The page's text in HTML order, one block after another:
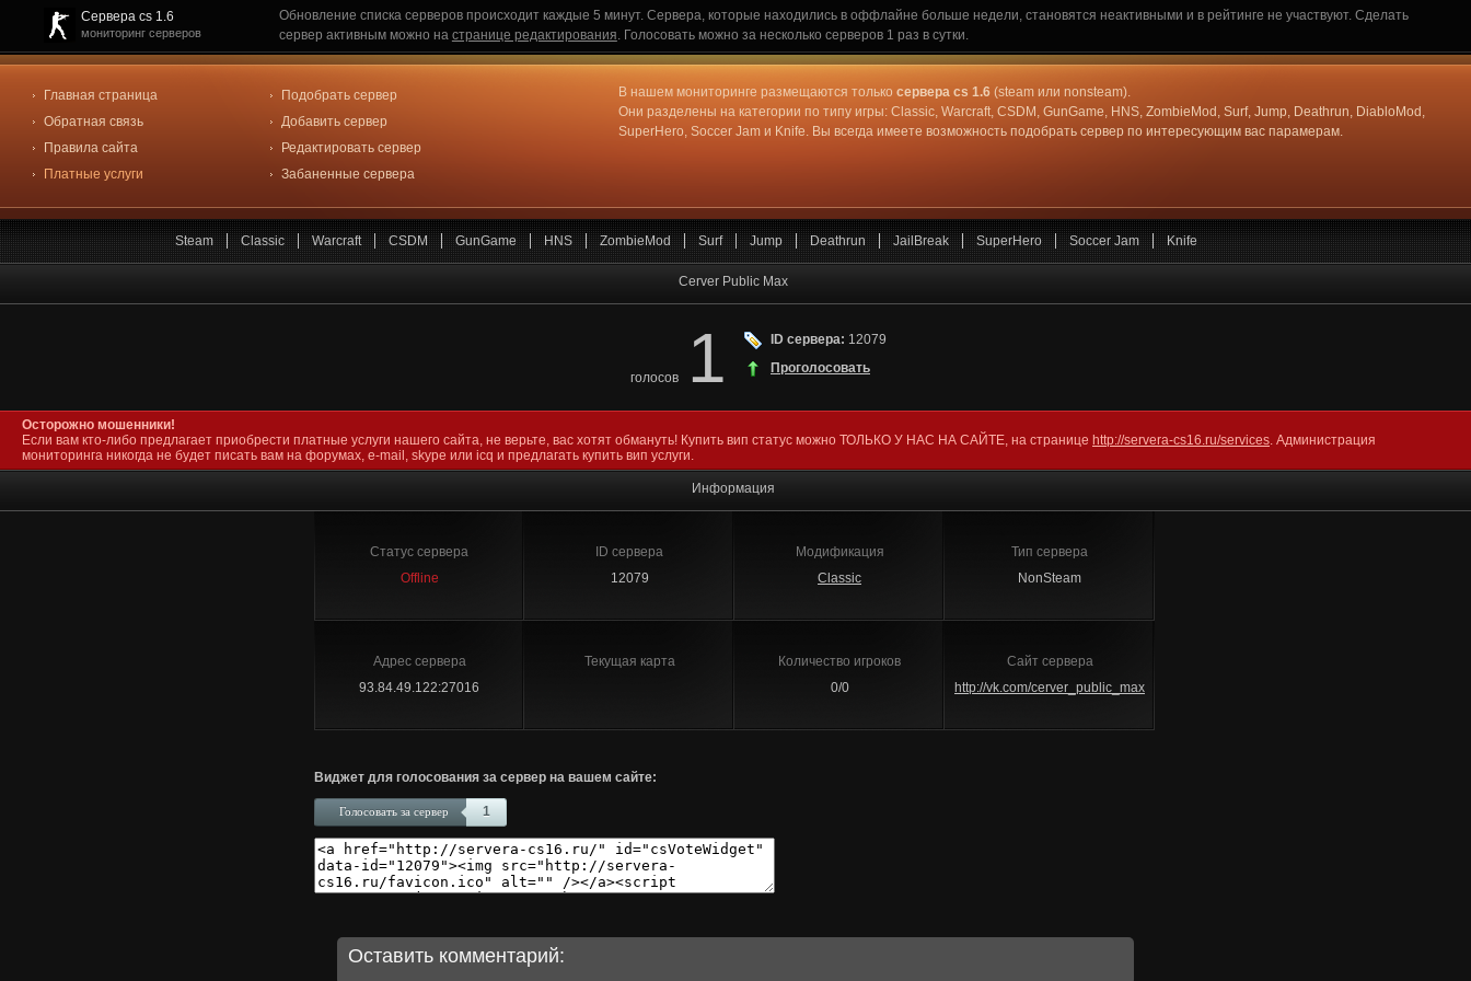
Сервера cs 1.6
мониторинг серверов
Обновление списка серверов происходит каждые 5 минут. Сервера, которые находились в оффлайне больше недели, становятся неактивными и в рейтинге не участвуют. Сделать
сервер активным можно на странице редактирования. Голосовать можно за несколько серверов 1 раз в сутки.
Главная страница
Обратная связь
Правила сайта
Платные услуги
Подобрать сервер
Добавить сервер
Редактировать сервер
Забаненные сервера
В нашем мониторинге размещаются только сервера cs 1.6(steam или nonsteam).
Они разделены на категории по типу игры: Classic, Warcraft, CSDM, GunGame, HNS, ZombieMod, Surf, Jump, Deathrun, DiabloMod,
SuperHero, Soccer Jam и Knife. Вы всегда имеете возможность подобрать сервер по интересующим вас парамерам.
Steam Classic Warcraft CSDM GunGame HNS ZombieMod Surf Jump Deathrun JailBreak SuperHero Soccer Jam Knife
Cerver Public Max
голосов 1 ID сервера: 12079
Проголосовать
Осторожно мошенники!
Если вам кто-либо предлагает приобрести платные услуги нашего сайта, не верьте, вас хотят обмануть! Купить вип статус можно ТОЛЬКО У НАС НА САЙТЕ, на странице http://servera-cs16.ru/services. Администрация
мониторинга никогда не будет писать вам на форумах, e-mail, skype или icq и предлагать купить вип услуги.
Информация
Статус сервера
Offline
ID сервера
12079
Модификация
Classic
Тип сервера
NonSteam
Адрес сервера
93.84.49.122:27016
Текущая карта
Количество игроков
0/0
Сайт сервера
http://vk.com/cerver_public_max
Виджет для голосования за сервер на вашем сайте:
1
Голосовать за сервер
Оставить комментарий: